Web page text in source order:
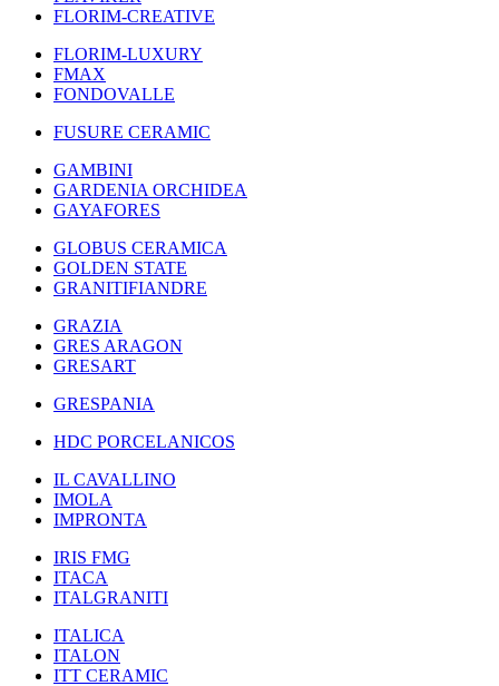
FLORIM-CREATIVE
FLORIM-LUXURY
FMAX
FONDOVALLE
FUSURE CERAMIC
GAMBINI
GARDENIA ORCHIDEA
GAYAFORES
GLOBUS CERAMICA
GOLDEN STATE
GRANITIFIANDRE
GRAZIA
GRES ARAGON
GRESART
GRESPANIA
HDC PORCELANICOS
IL CAVALLINO
IMOLA
IMPRONTA
IRIS FMG
ITACA
ITALGRANITI
ITALICA
ITALON
ITT CERAMIC